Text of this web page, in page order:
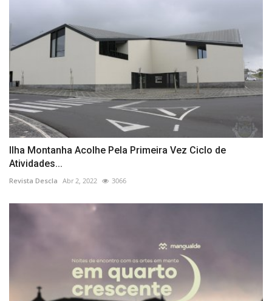
Ilha Montanha Acolhe Pela Primeira Vez Ciclo de
Atividades...
Revista Descla Abr 2, 2022 3066